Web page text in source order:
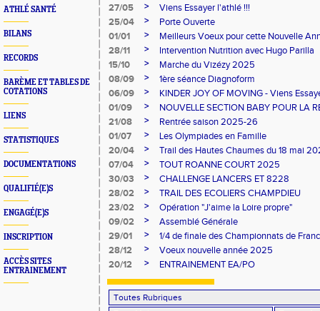
ATHLÉ SANTÉ
BILANS
RECORDS
BARÈME ET TABLES DE
COTATIONS
LIENS
STATISTIQUES
DOCUMENTATIONS
QUALIFIÉ(E)S
ENGAGÉ(E)S
INSCRIPTION
ACCÈS SITES
ENTRAINEMENT
27/05
>
Viens Essayer l'athlé !!!
25/04
>
Porte Ouverte
01/01
>
Meilleurs Voeux pour cette Nouvelle
28/11
>
Intervention Nutrition avec Hugo Parilla
15/10
>
Marche du Vizézy 2025
08/09
>
1ère séance Diagnoform
06/09
>
KINDER JOY OF MOVING - Viens
01/09
>
NOUVELLE SECTION BABY POUR LA
21/08
>
Rentrée saison 2025-26
01/07
>
Les Olympiades en Famille
20/04
>
Trail des Hautes Chaumes du 18 mai
07/04
>
TOUT ROANNE COURT 2025
30/03
>
CHALLENGE LANCERS ET 8228
28/02
>
TRAIL DES ECOLIERS CHAMPDIEU
23/02
>
Opération "J'aime la Loire propre"
09/02
>
Assemblé Générale
29/01
>
1/4 de finale des Championnats de
28/12
>
Voeux nouvelle année 2025
20/12
> ENTRAINEMENT EA/PO